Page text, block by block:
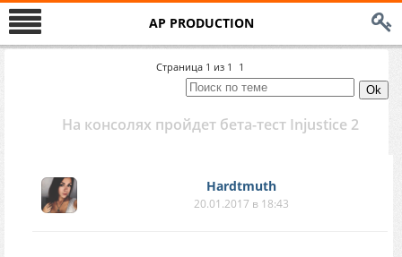
AP PRODUCTION
Страница 1 из 1 1
На консолях пройдет бета-тест Injustice 2
Hardtmuth
20.01.2017 в 18:43